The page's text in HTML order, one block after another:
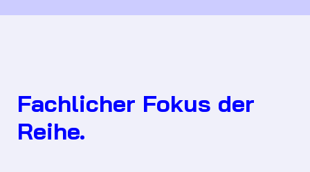
Fachlicher Fokus der
Reihe.